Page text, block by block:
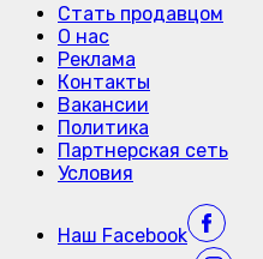
Стать продавцом
О нас
Реклама
Контакты
Вакансии
Политика
Партнерская сеть
Условия
Наш Facebook